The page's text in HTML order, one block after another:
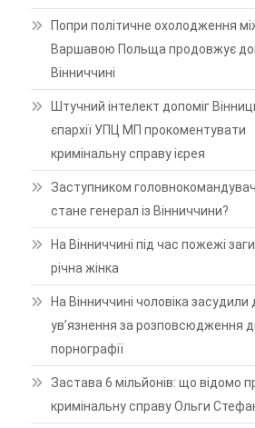
Попри політичне охолодження
Варшавою Польща продовжує
Вінниччині
Штучний інтелект допоміг
єпархії УПЦ МП прокоментувати
кримінальну справу ієрея
Заступником
стане генерал із Вінниччини?
На Вінниччині під час пожежі
річна жінка
На Вінниччині чоловіка засудили
ув’язнення за розповсюдження
порнографії
Застава 6 мільйонів: що відомо
кримінальну справу Ольги